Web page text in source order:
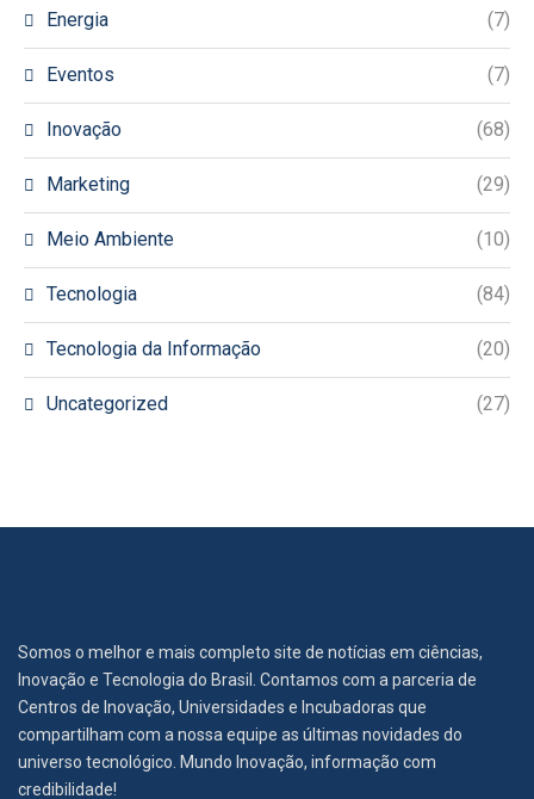
Energia (7)
Eventos (7)
Inovação (68)
Marketing (29)
Meio Ambiente (10)
Tecnologia (84)
Tecnologia da Informação (20)
Uncategorized (27)
Somos o melhor e mais completo site de notícias em ciências,
Inovação e Tecnologia do Brasil. Contamos com a parceria de
Centros de Inovação, Universidades e Incubadoras que
compartilham com a nossa equipe as últimas novidades do
universo tecnológico. Mundo Inovação, informação com
credibilidade!